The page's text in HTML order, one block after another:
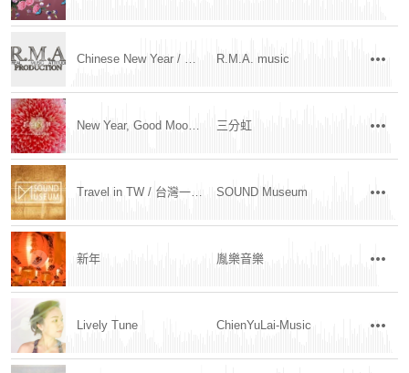
Chinese New Year / 新年快樂 R.M.A. music
New Year, Good Mood! 過年好心情 三分虹
Travel in TW / 台灣一日遊 SOUND Museum
新年 胤樂音樂
Lively Tune ChienYuLai-Music